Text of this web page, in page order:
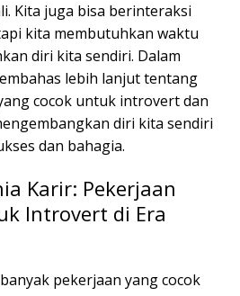
Kita juga bisa berinteraksi
kita membutuhkan waktu
diri kita sendiri. Dalam
lebih lanjut tentang
cocok untuk introvert dan
diri kita sendiri
dan bahagia.
Karir: Pekerjaan
Introvert di Era
pekerjaan yang cocok